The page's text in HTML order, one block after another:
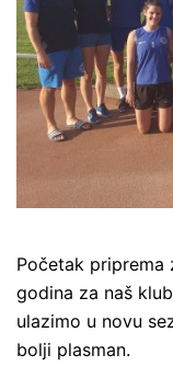
Početak priprema
godina za naš
ulazimo u novu
bolji plasman.